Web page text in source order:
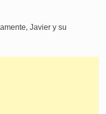
Javier y su